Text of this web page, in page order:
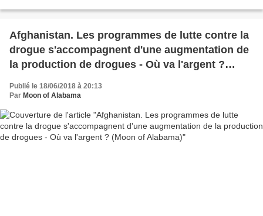
Afghanistan. Les programmes de lutte contre la
drogue s'accompagnent d'une augmentation de
la production de drogues - Où va l'argent ?
Publié le 18/06/2018 à 20:13
Par Moon of Alabama